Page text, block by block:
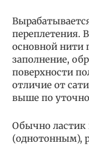
переплетения.
основной нити
заполнение,
поверхности
отличие от
выше по
Обычно ластик
(однотонным),